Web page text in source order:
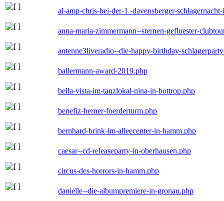
al-amp-chris-bei-der-1.-davensberger-
anna-maria-zimmermann--sternen-gefluester-
antenne3liveradio--die-happy-birthday-
ballermann-award-2019.php
bella-vista-im-tanzlokal-nina-in-bottrop.php
benefiz-herner-foerderturm.php
bernhard-brink-im-alleecenter-in-hamm.php
caesar--cd-releaseparty-in-oberhausen.php
circus-des-horrors-in-hamm.php
danielle--die-albumpremiere-in-gronau.php